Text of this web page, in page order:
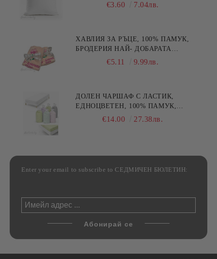
€3.60 7.04лв.
ХАВЛИЯ ЗА РЪЦЕ, 100% ПАМУК,
БРОДЕРИЯ НАЙ- ДОБАРАТА
МАЙКА/БАБА , РАЗМЕР:
€5.11 9.99лв.
ДОЛЕН ЧАРШАФ С ЛАСТИК,
ЕДНОЦВЕТЕН, 100% ПАМУК,
РАЗЛИЧНИ РАЗМЕРИ
€14.00 27.38лв.
Enter your email to subscribe to СЕДМИЧЕН БЮЛЕТИН: